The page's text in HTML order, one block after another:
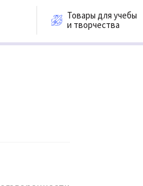
Товары для учебы
и творчества